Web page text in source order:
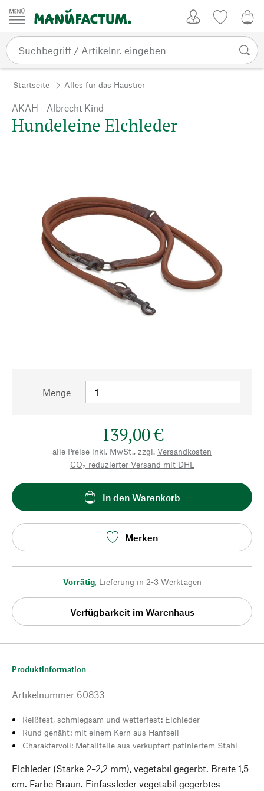
Zum Inhalt springen
Startseite Alles für das Haustier
AKAH - Albrecht Kind
Hundeleine Elchleder
Menge
139,00 €
alle Preise inkl. MwSt., zzgl. Versandkosten
CO₂-reduzierter Versand mit DHL
In den Warenkorb
Merken
Vorrätig, Lieferung in 2-3 Werktagen
Verfügbarkeit im Warenhaus
Produktinformation
Artikelnummer 60833
Reißfest, schmiegsam und wetterfest: Elchleder
Rund genäht: mit einem Kern aus Hanfseil
Charaktervoll: Metallteile aus verkupfert patiniertem Stahl
Elchleder (Stärke 2–2,2 mm), vegetabil gegerbt. Breite 1,5
cm. Farbe Braun. Einfassleder vegetabil gegerbtes